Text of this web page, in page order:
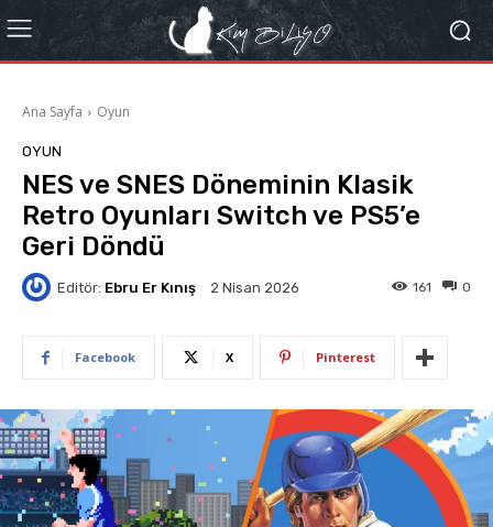
Ana Sayfa Oyun
OYUN
NES ve SNES Döneminin Klasik
Retro Oyunları Switch ve PS5’e
Geri Döndü
Editör: Ebru Er Kınış 2 Nisan 2026 0
161
Facebook X Pinterest